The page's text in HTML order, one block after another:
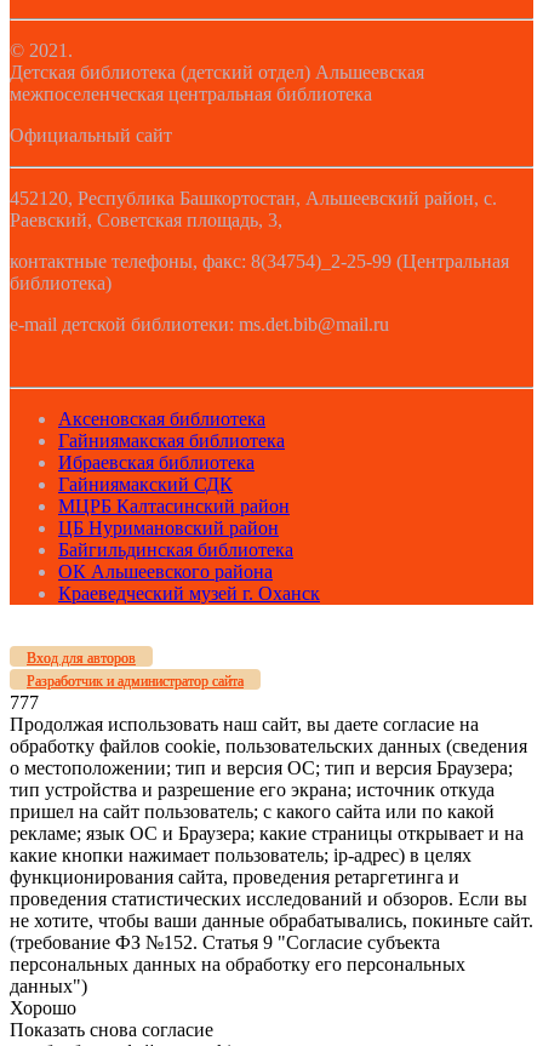
© 2021.
Детская библиотека (детский отдел) Альшеевская
межпоселенческая центральная библиотека
Официальный сайт
452120, Республика Башкортостан, Альшеевский район, с.
Раевский, Советская площадь, 3,
контактные телефоны, факс: 8(34754)_2-25-99 (Центральная
библиотека)
e-mail детской библиотеки: ms.det.bib@mail.ru
Аксеновская библиотека
Гайниямакская библиотека
Ибраевская библиотека
Гайниямакский СДК
МЦРБ Калтасинский район
ЦБ Нуримановский район
Байгильдинская библиотека
ОК Альшеевского района
Краеведческий музей г. Оханск
Вход для авторов
Разработчик и администратор сайта
777
Продолжая использовать наш сайт, вы даете согласие на
обработку файлов cookie, пользовательских данных (сведения
о местоположении; тип и версия ОС; тип и версия Браузера;
тип устройства и разрешение его экрана; источник откуда
пришел на сайт пользователь; с какого сайта или по какой
рекламе; язык ОС и Браузера; какие страницы открывает и на
какие кнопки нажимает пользователь; ip-адрес) в целях
функционирования сайта, проведения ретаргетинга и
проведения статистических исследований и обзоров. Если вы
не хотите, чтобы ваши данные обрабатывались, покиньте сайт.
(требование ФЗ №152. Статья 9 "Согласие субъекта
персональных данных на обработку его персональных
данных")
Хорошо
Показать снова согласие